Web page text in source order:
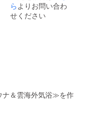
セミ
ナーは
金に含
安→2名
宿泊（2
～10万
しま
す。詳
確認く
す。
（2食付
き）の
際にHP
いいた
しま
す。 ※
金の目
ては現
金でご
精算く
ケット
での換
らよりお問い合わ
せください
ナ＆雲海外気浴≫を作